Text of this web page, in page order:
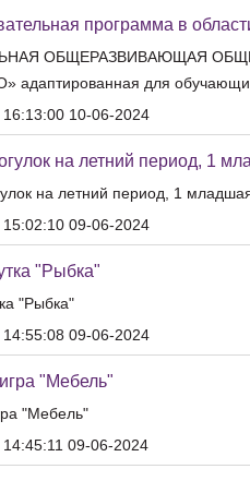
программа в
ОБЩЕРАЗВИВАЮЩАЯ
для
10-06-2024
на летний период, 1
на летний период, 1
09-06-2024
"Рыбка"
"Рыбка"
09-06-2024
"Мебель"
"Мебель"
09-06-2024